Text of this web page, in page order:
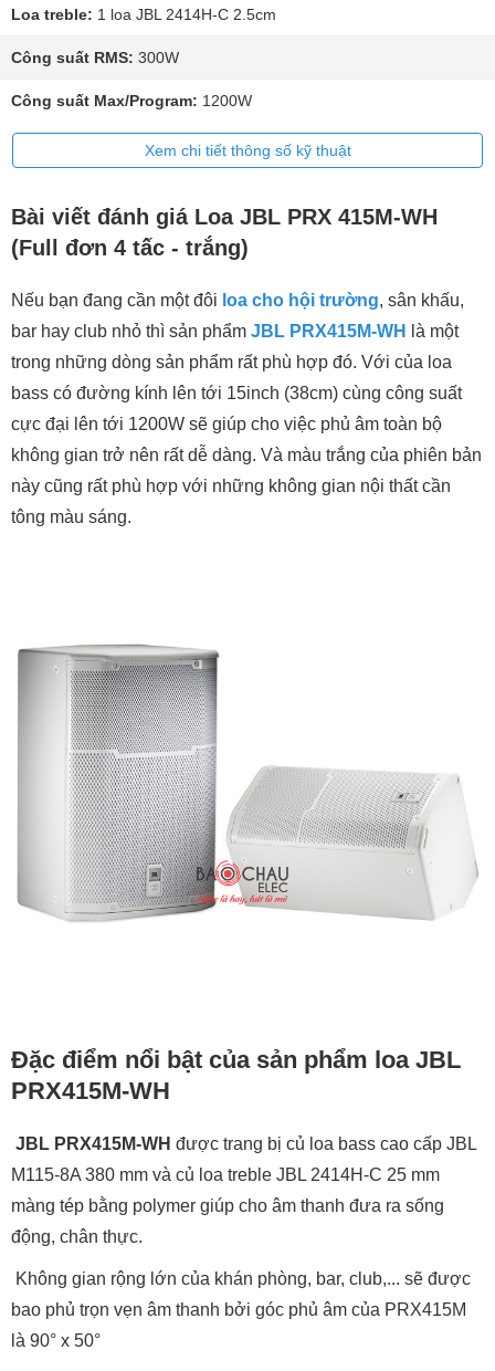
Loa treble: 1 loa JBL 2414H-C 2.5cm
Công suất RMS: 300W
Công suất Max/Program: 1200W
Xem chi tiết thông số kỹ thuật
Bài viết đánh giá Loa JBL PRX 415M-WH
(Full đơn 4 tấc - trắng)
Nếu bạn đang cần một đôi loa cho hội trường, sân khấu,
bar hay club nhỏ thì sản phẩm JBL PRX415M-WH
là một
trong những dòng sản phẩm rất phù hợp đó. Với của loa
bass có đường kính lên tới 15inch (38cm) cùng công suất
cực đại lên tới 1200W sẽ giúp cho việc phủ âm toàn bộ
không gian trở nên rất dễ dàng. Và màu trắng của phiên bản
này cũng rất phù hợp với những không gian nội thất cần
tông màu sáng.
Đặc điểm nổi bật của sản phẩm loa JBL
PRX415M-WH
JBL PRX415M-WH được trang bị củ loa bass cao cấp JBL
M115-8A 380 mm và củ loa treble JBL 2414H-C 25 mm
màng tép bằng polymer giúp cho âm thanh đưa ra sống
động, chân thực.
Không gian rộng lớn của khán phòng, bar, club,... sẽ được
bao phủ trọn vẹn âm thanh bởi góc phủ âm của PRX415M
là 90° x 50°